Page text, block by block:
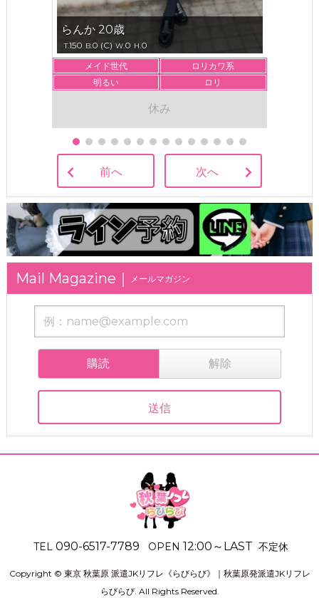
らんか 20歳
T.150 B.0 (C) W.0 H.0
メイド世代
ロリカワ系
明るい
ロリ
休み
前へ 次へ
メールマガジン
購読 解除
TEL 090-6517-7789 OPEN 12:00 ～ LAST 不定休
Copyright © 東京 秋葉原 派遣JKリフレ《らびらび》｜秋葉原発派遣JKリフレ
らびらび. All Rights Reserved.